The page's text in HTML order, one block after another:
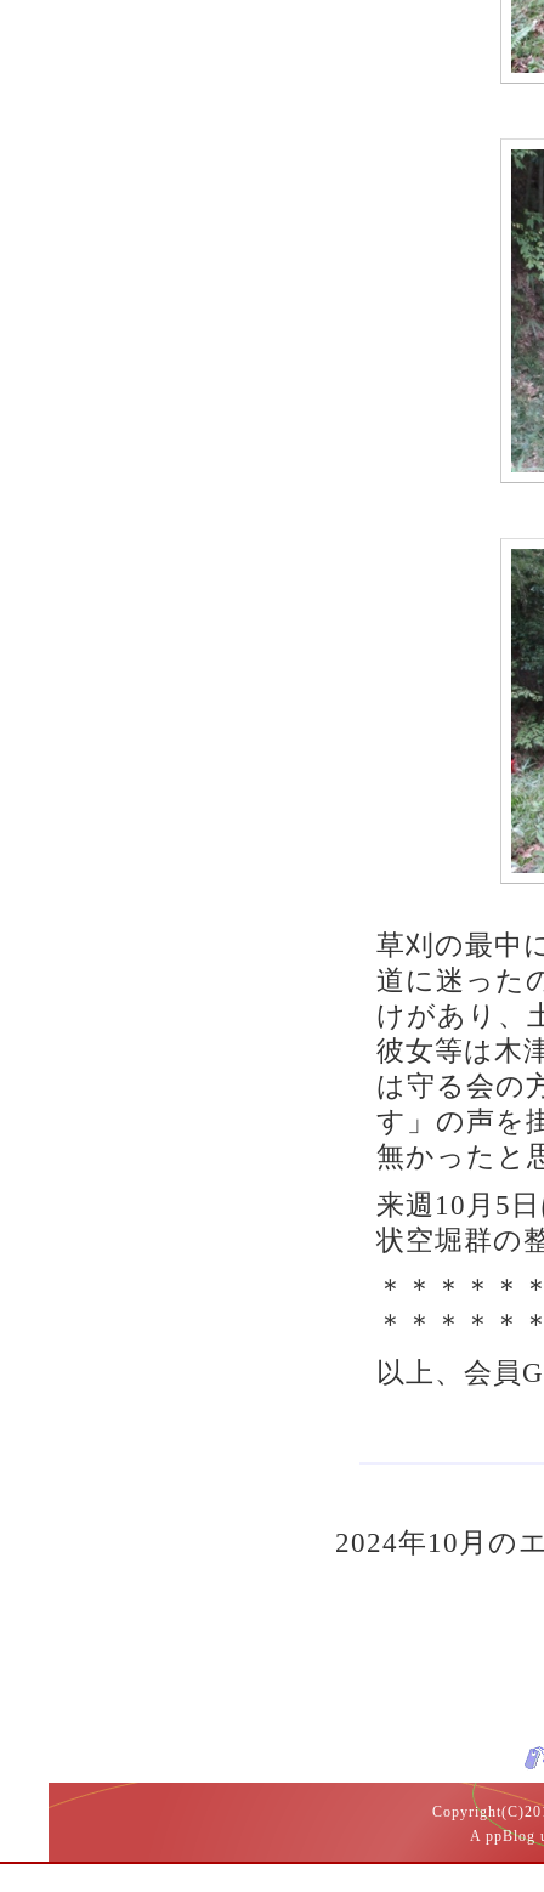
草刈の最中
道に迷った
けがあり、
彼女等は木
は守る会の
す」の声を
無かったと
来週10月5
状空堀群の
＊＊＊＊＊
＊＊＊＊＊
以上、会員
2024年10月の
A ppBlog